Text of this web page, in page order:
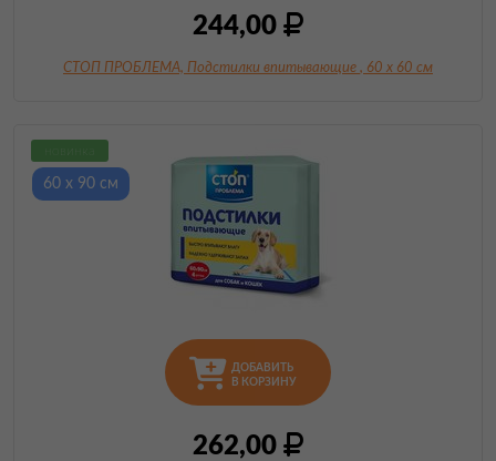
244,00
СТОП ПРОБЛЕМА, Подстилки впитывающие , 60 х 60 см
ДОБАВИТЬ
В КОРЗИНУ
262,00
60 х 90 см